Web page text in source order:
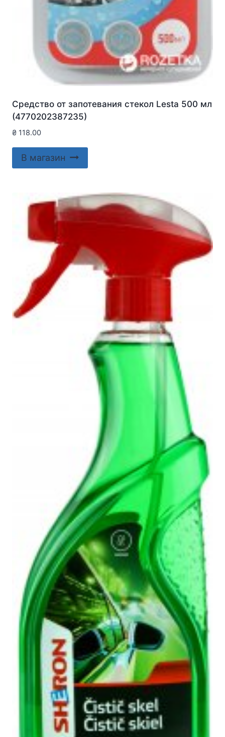
Средство от запотевания стекол Lesta 500 мл
(4770202387235)
₴ 118.00
В магазин